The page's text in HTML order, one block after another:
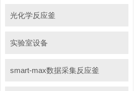
光化学反应釜
实验室设备
smart-max数据采集反应釜